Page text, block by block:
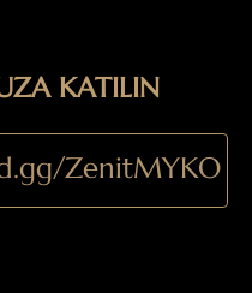
KATILIN
ZenitMYKO